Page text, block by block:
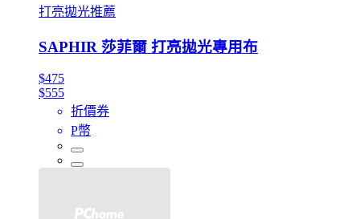
打亮拋光推薦
SAPHIR 莎菲爾 打亮拋光專用布
$475
$555
折價券
P幣